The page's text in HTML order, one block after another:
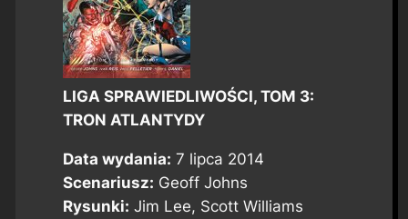
LIGA SPRAWIEDLIWOŚCI, TOM 3:
TRON ATLANTYDY
Data wydania: 7 lipca 2014
Scenariusz: Geoff Johns
Rysunki: Jim Lee, Scott Williams